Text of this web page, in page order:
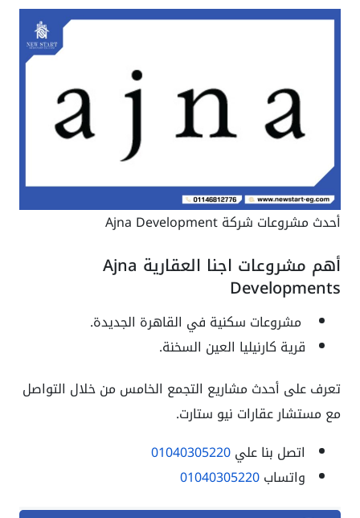
أحدث مشروعات شركة Ajna Development
أهم مشروعات اجنا العقارية Ajna
Developments
مشروعات سكنية في القاهرة الجديدة.
قرية كارنيليا العين السخنة.
تعرف على أحدث مشاريع التجمع الخامس من خلال التواصل
مع مستشار عقارات نيو ستارت.
اتصل بنا علي01040305220
واتساب01040305220